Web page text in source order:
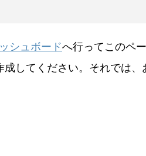
シュボードへ行ってこのペ
してください。それでは、